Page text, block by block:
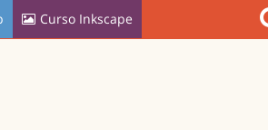
Curso Inkscape